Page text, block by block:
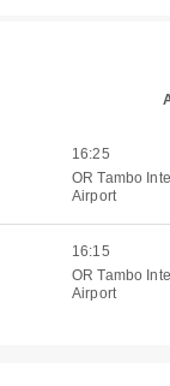
16:25
OR Tambo
Airport
16:15
OR Tambo
Airport